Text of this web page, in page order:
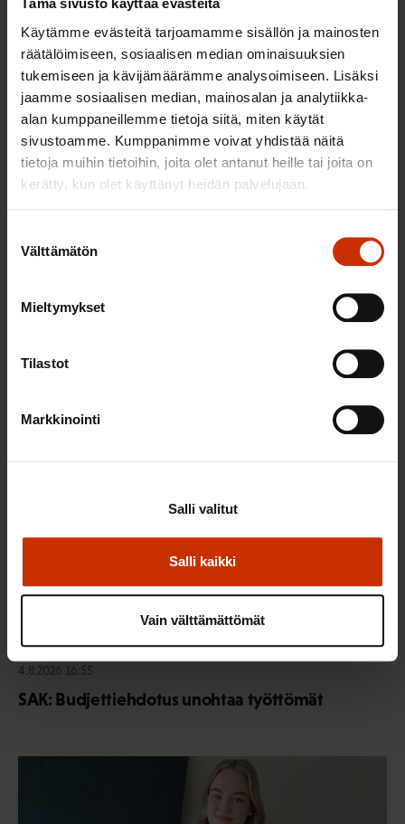
Tämä sivusto käyttää evästeitä
Käytämme evästeitä tarjoamamme sisällön ja mainosten
räätälöimiseen, sosiaalisen median ominaisuuksien
tukemiseen ja kävijämäärämme analysoimiseen. Lisäksi
jaamme sosiaalisen median, mainosalan ja analytiikka-
alan kumppaneillemme tietoja siitä, miten käytät
sivustoamme. Kumppanimme voivat yhdistää näitä
tietoja muihin tietoihin, joita olet antanut heille tai joita on
kerätty, kun olet käyttänyt heidän palvelujaan.
valinta
Välttämätön
Mieltymykset
Tilastot
Markkinointi
Salli kaikki
Salli valitut
Vain välttämättömät
AY-LIIKE SUOMESSA JA MAAILMALLA
SAK tukee ammattiliittojen jäsenten
aikana
TALOUS JA ELINKEINOELÄMÄ
4.8.2026 16:55
SAK: Budjettiehdotus unohtaa työttömät